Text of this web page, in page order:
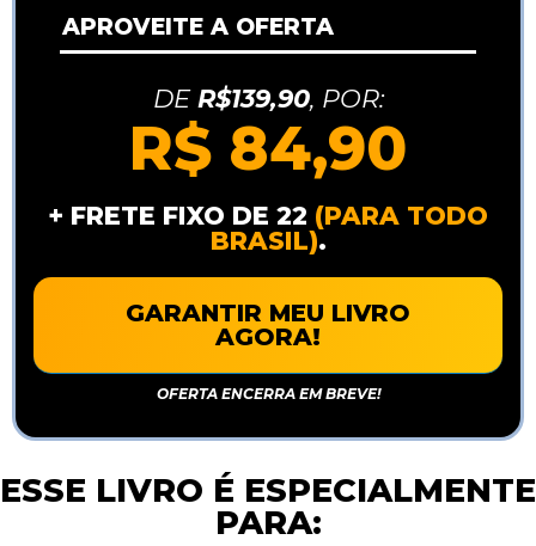
APROVEITE A OFERTA
DE R$139,90, POR:
R$ 84,90
+ FRETE FIXO DE 22 (PARA TODO
BRASIL).
GARANTIR MEU LIVRO
AGORA!
OFERTA ENCERRA EM BREVE!
ESSE LIVRO É ESPECIALMENTE
PARA: